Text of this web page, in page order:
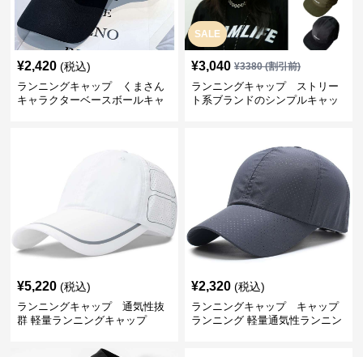
¥2,420 (税込)
ランニングキャップ くまさん
キャラクターベースボールキャ
SALE
¥3,040 ¥3380(割引前)
ランニングキャップ ストリー
ト系ブランドのシンプルキャッ
¥5,220 (税込)
ランニングキャップ 通気性抜
群 軽量ランニングキャップ
¥2,320 (税込)
ランニングキャップ キャップ
ランニング 軽量通気性ランニン